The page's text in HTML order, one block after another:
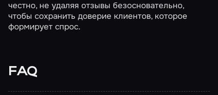
честно, не удаляя отзывы безосновательно,
чтобы сохранить доверие клиентов, которое
формирует спрос.
FAQ